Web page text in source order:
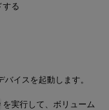
る
イスを起動します。
を実行して、ボリューム